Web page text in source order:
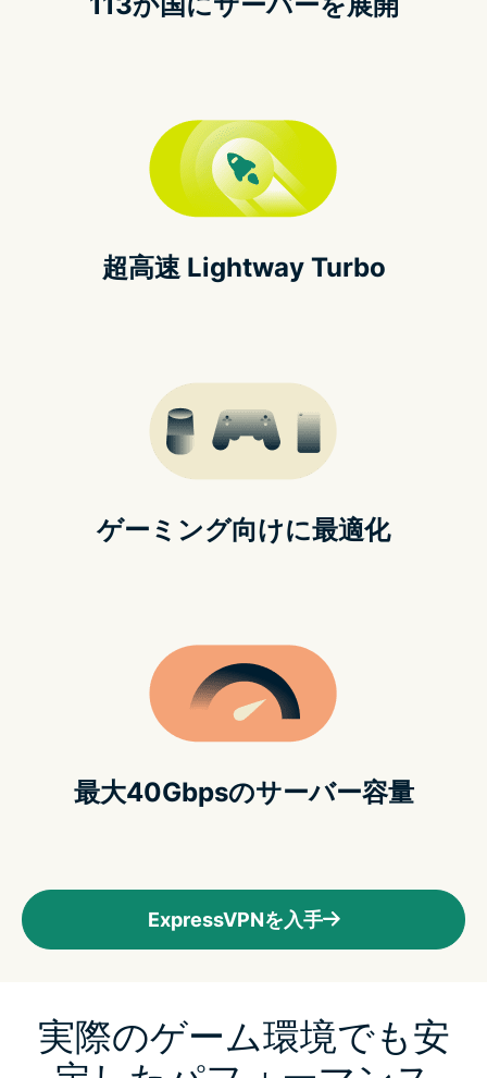
超高速 Lightway Turbo
ゲーミング向けに最適化
最大40Gbpsのサーバー容量
ExpressVPNを入手
実際のゲーム環境でも安